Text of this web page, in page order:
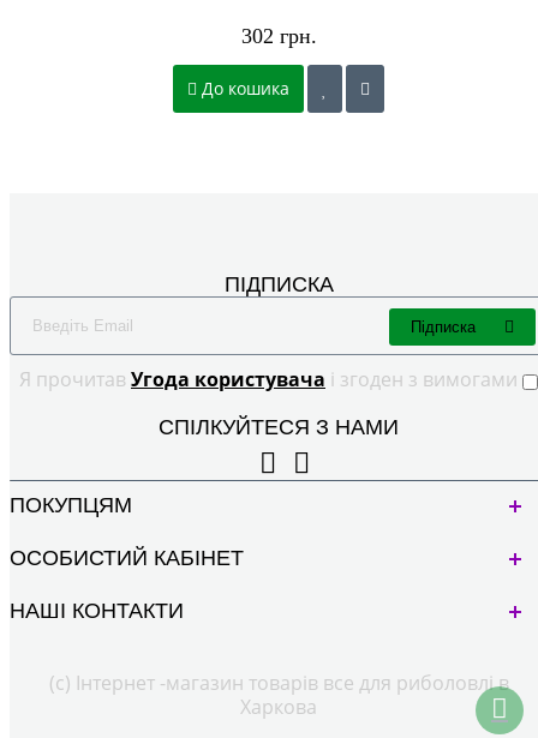
302 грн.
До кошика
ПІДПИСКА
Я прочитав Угода користувача і згоден з вимогами
Підписка
СПІЛКУЙТЕСЯ З НАМИ
ПОКУПЦЯМ
ОСОБИСТИЙ КАБІНЕТ
НАШІ КОНТАКТИ
(с) Інтернет -магазин товарів все для риболовлі в
Харкова